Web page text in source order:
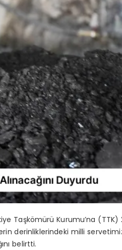
Taşkömürü Kurumu’na
derinliklerindeki milli
belirtti.